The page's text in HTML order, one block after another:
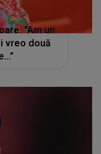
"Am un
vreo două